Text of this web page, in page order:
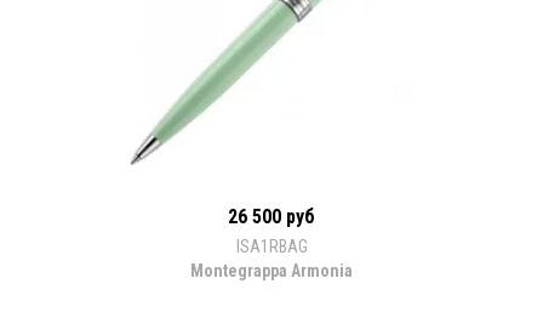
26 500 руб
ISA1RBAG
Montegrappa Armonia